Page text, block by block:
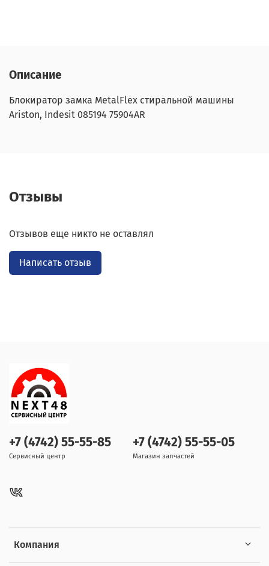
Описание
Блокиратор замка MetalFlex стиральной машины
Ariston, Indesit 085194 75904AR
Отзывы
Отзывов еще никто не оставлял
Написать отзыв
Компания
+7 (4742) 55-55-85
Сервисный центр
+7 (4742) 55-55-05
Магазин запчастей